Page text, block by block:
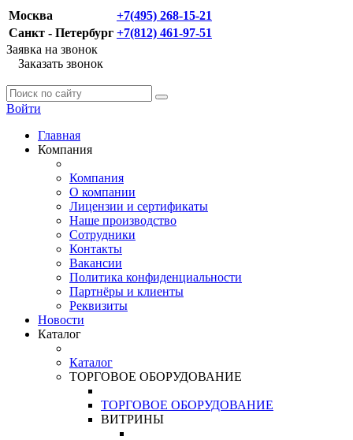
Москва
+7(495) 268-15-21
Санкт - Петербург +7(812) 461-97-51
Заявка на звонок
Заказать звонок
Войти
Главная
Компания
Компания
О компании
Лицензии и сертификаты
Наше производство
Сотрудники
Контакты
Вакансии
Политика конфиденциальности
Партнёры и клиенты
Реквизиты
Новости
Каталог
Каталог
ТОРГОВОЕ ОБОРУДОВАНИЕ
ТОРГОВОЕ ОБОРУДОВАНИЕ
ВИТРИНЫ